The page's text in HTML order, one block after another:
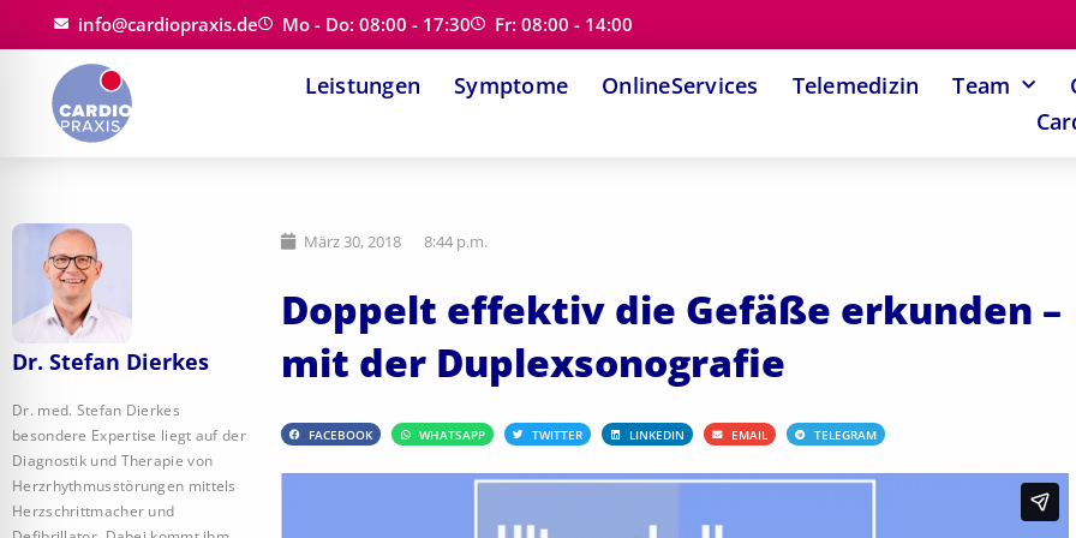
Inhalt
springen
info@cardiopraxis.de Mo - Do: 08:00 - 17:30 Fr: 08:00 - 14:00
Leistungen Symptome OnlineServices Telemedizin Team
Dr. Stefan Dierkes
Dr. med. Stefan Dierkes
besondere Expertise liegt auf der
Diagnostik und Therapie von
Herzrhythmusstörungen mittels
Herzschrittmacher und
März 30, 2018 8:44 p.m.
Doppelt effektiv die Gefäße erkunden –
mit der Duplexsonografie
FACEBOOK WHATSAPP TWITTER LINKEDIN EMAIL TELEGRAM